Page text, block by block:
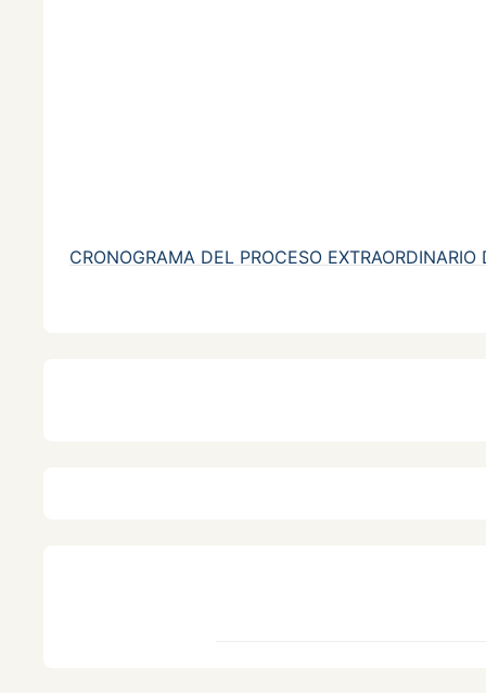
CRONOGRAMA DEL PROCESO